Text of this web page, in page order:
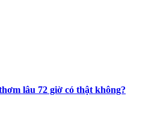
lâu 72 giờ có thật không?